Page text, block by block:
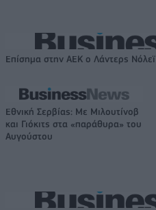
Επίσημα στην ΑΕΚ ο Λάντερς Νόλεϊ
Εθνική Σερβίας: Με Μιλουτίνοβ
και Γιόκιτς στα «παράθυρα» του
Αυγούστου